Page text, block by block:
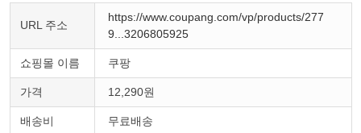
URL 주소
https://www.coupang.com/vp/products/277
9...3206805925
쇼핑몰 이름 쿠팡
가격 12,290원
배송비 무료배송